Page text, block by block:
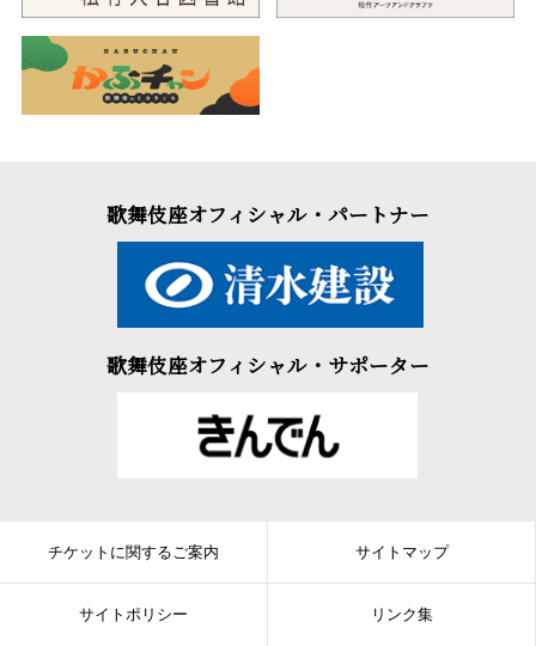
歌舞伎座オフィシャル・パートナー
歌舞伎座オフィシャル・サポーター
チケットに関するご案内 サイトマップ
サイトポリシー リンク集